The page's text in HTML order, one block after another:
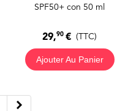
SPF50+ con 50 ml
29,90€ (TTC)
Ajouter Au Panier